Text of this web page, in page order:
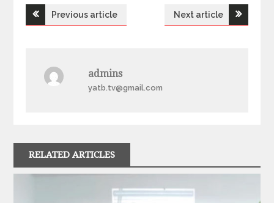
Н
г
а
Previous article Next article
admins
yatb.tv@gmail.com
RELATED ARTICLES